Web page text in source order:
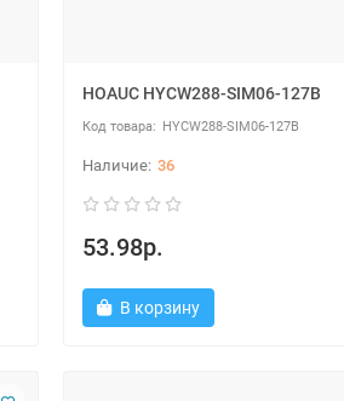
HOAUC HYCW288-SIM06-127B
HYCW288-SIM06-127B
36
53.98р.
В корзину